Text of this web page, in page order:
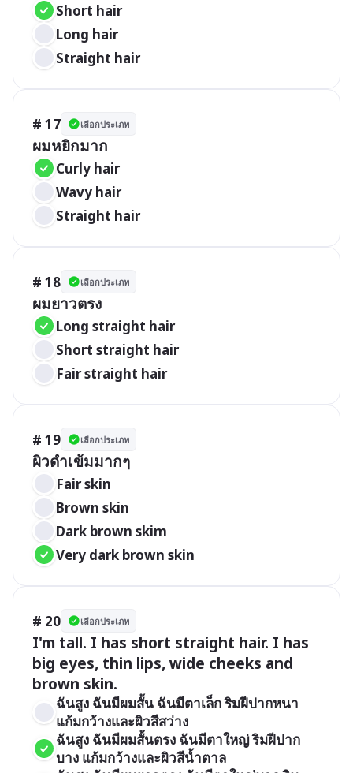
Short hair
Long hair
Straight hair
# 17 เลือกประเภท
ผมหยิกมาก
Curly hair
Wavy hair
Straight hair
# 18 เลือกประเภท
ผมยาวตรง
Long straight hair
Short straight hair
Fair straight hair
# 19 เลือกประเภท
ผิวดำเข้มมากๆ
Fair skin
Brown skin
Dark brown skim
Very dark brown skin
# 20 เลือกประเภท
I'm tall. I has short straight hair. I has
big eyes, thin lips, wide cheeks and
brown skin.
ฉันสูง ฉันมีผมสั้น ฉันมีตาเล็ก ริมฝีปากหนา
แก้มกว้างและผิวสีสว่าง
ฉันสูง ฉันมีผมสั้นตรง ฉันมีตาใหญ่ ริมฝีปาก
บาง แก้มกว้างและผิวสีน้ำตาล